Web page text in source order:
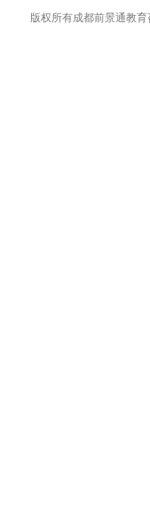
版权所有成都前景通教